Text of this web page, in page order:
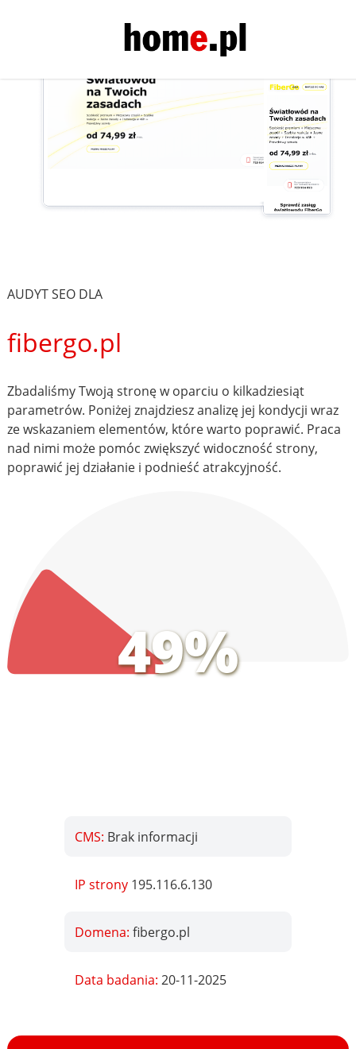
AUDYT SEO DLA
fibergo.pl
Zbadaliśmy Twoją stronę w oparciu o kilkadziesiąt
parametrów. Poniżej znajdziesz analizę jej kondycji wraz
ze wskazaniem elementów, które warto poprawić. Praca
nad nimi może pomóc zwiększyć widoczność strony,
poprawić jej działanie i podnieść atrakcyjność.
49%
CMS: Brak informacji
IP strony 195.116.6.130
Domena:fibergo.pl
Data badania:20-11-2025